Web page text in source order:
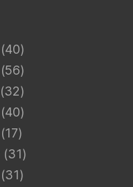
(40)
(56)
(32)
(40)
(17)
(31)
(31)